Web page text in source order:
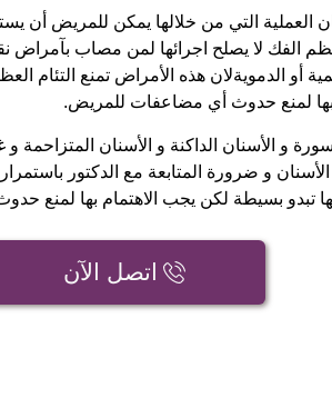
العملية التي من خلالها يمكن للمريض
عظم الفك لا يصلح اجرائها لمن مصاب
أو الدمويةلان هذه الأمراض تمنع التئام
بها لمنع حدوث أي مضاعفات للمريض.
و الأسنان الداكنة و الأسنان
و ضرورة المتابعة مع الدكتور باستمرار
تبدو بسيطة لكن يجب الاهتمام بها لمنع
اتصل الآن